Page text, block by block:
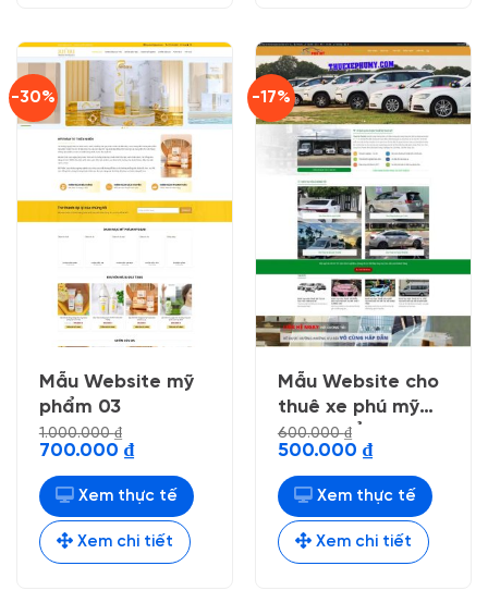
-30%
Mẫu Website mỹ
phẩm 03
1.000.000₫
Giá
gốc
là:
1.000.000 ₫.
700.000 ₫Giá
hiện
tại
là:
700.000 ₫.
Xem thực tế
Xem chi tiết
-17%
Mẫu Website cho
thuê xe phú mỹ
nhẹ chuẩn seo
600.000₫
Giá
gốc
là:
600.000 ₫.
500.000 ₫Giá
hiện
tại
là:
500.000 ₫.
Xem thực tế
Xem chi tiết